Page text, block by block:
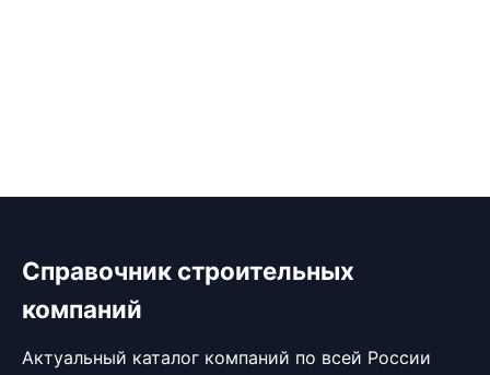
Справочник строительных
компаний
Актуальный каталог компаний по всей России